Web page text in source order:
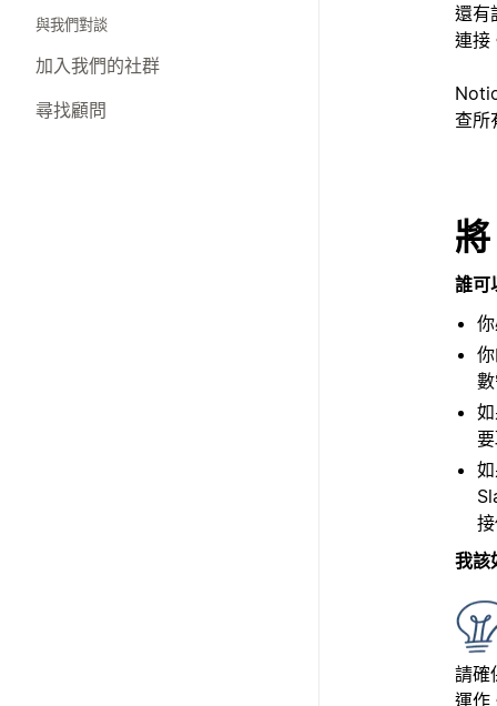
與我們對談
加入我們的社群
尋找顧問
還有
連接
查所
誰可
我該
請確
運作